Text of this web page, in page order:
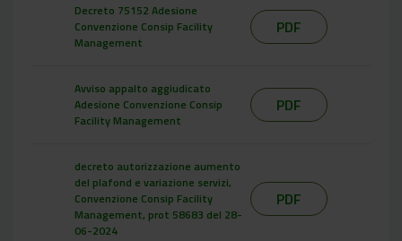
Decreto 75152 Adesione
Convenzione Consip Facility
Management
PDF
Avviso appalto aggiudicato
Adesione Convenzione Consip
Facility Management
PDF
decreto autorizzazione aumento
del plafond e variazione servizi,
Convenzione Consip Facility
Management, prot 58683 del 28-
06-2024
PDF